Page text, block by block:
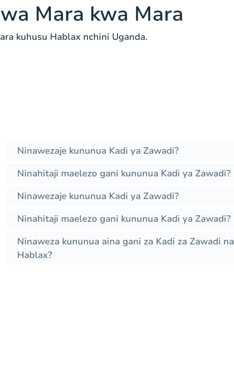
Mara kwa Mara
kuhusu Hablax nchini Uganda.
Ninawezaje kununua Kadi ya Zawadi?
Ninahitaji maelezo gani kununua Kadi ya Zawadi?
Ninawezaje kununua Kadi ya Zawadi?
Ninahitaji maelezo gani kununua Kadi ya Zawadi?
Ninaweza kununua aina gani za Kadi za Zawadi na
Hablax?